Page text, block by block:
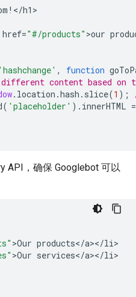
! </h1 >
href="#/products" >our
'hashchange' , function
content based on
. location .hash . slice(1 );
( 'placeholder' ). innerHTML =
API，确保 Googlebot 可以
>Our products</a></li
>Our services</a></li